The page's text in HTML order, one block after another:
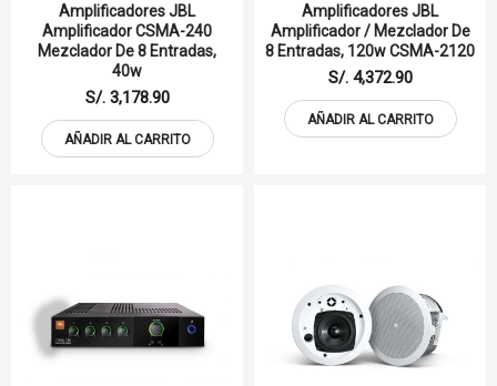
Amplificadores JBL
Amplificador CSMA-240
Mezclador De 8 Entradas,
40w
S/. 3,178.90
AÑADIR AL CARRITO
Amplificadores JBL
Amplificador / Mezclador De
8 Entradas, 120w CSMA-2120
S/. 4,372.90
AÑADIR AL CARRITO